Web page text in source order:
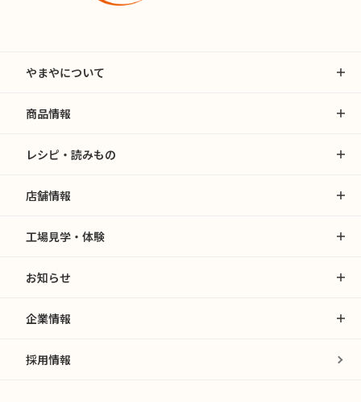
やまやについて
商品情報
レシピ・読みもの
店舗情報
工場見学・体験
お知らせ
企業情報
採用情報